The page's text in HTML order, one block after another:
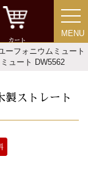
カート
MENU
MENU
ーフォニウムミュート
ュート DW5562
製ストレート
保証